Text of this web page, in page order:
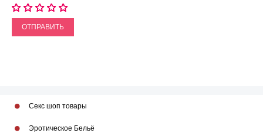
ОТПРАВИТЬ
Секс шоп товары
Эротическое Бельё